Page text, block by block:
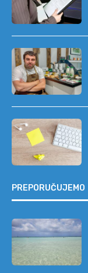
PREPORUČUJEMO